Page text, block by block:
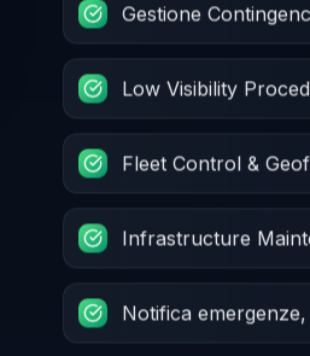
Gestione
Low Visibility
Fleet Control &
Infrastructure
Notifica